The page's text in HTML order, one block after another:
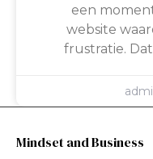
een
website
frustratie.
Mindset and Business